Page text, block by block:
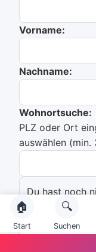
Vorname:
Nachname:
Wohnortsuche:
PLZ oder Ort
auswählen (min.
Du hast noch
Emailadresse:
🏠
Start
🔍
Suchen